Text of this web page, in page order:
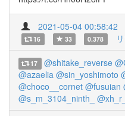
2021-05-04 00:58:42
16 33 0.378
17 @shitake_reverse
@azaelia @sin_yoshimoto
@choco__cornet @fusuian
@s_m_3104_ninth_